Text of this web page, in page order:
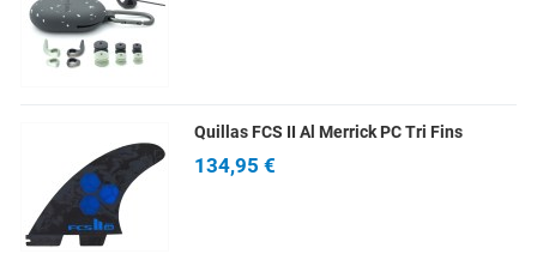
Quillas FCS II Al Merrick PC Tri Fins
134,95 €